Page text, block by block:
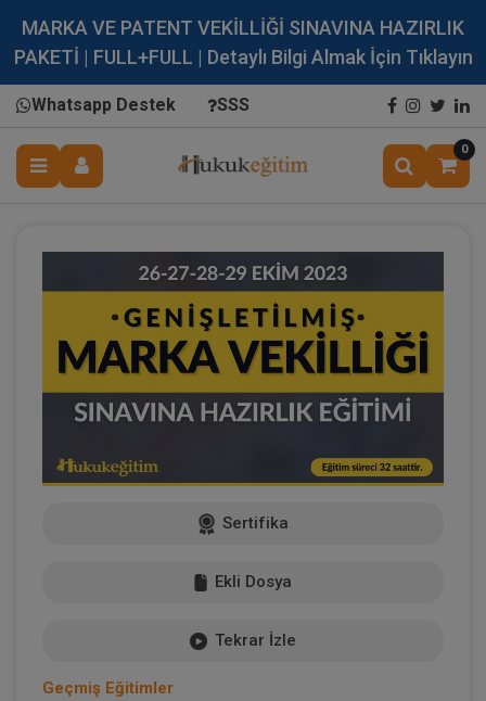
MARKA VE PATENT VEKİLLİĞİ SINAVINA HAZIRLIK
PAKETİ | FULL+FULL | Detaylı Bilgi Almak İçin Tıklayın
Whatsapp Destek SSS
0
Sertifika
Ekli Dosya
Tekrar İzle
Geçmiş Eğitimler